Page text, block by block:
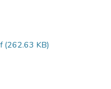
(262.63 KB)